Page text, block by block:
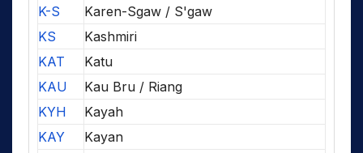
K-S
Karen-Sgaw / S'gaw
KS
Kashmiri
KAT
Katu
KAU
Kau Bru / Riang
KYH
Kayah
KAY
Kayan